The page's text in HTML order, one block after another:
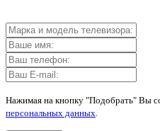
Нажимая на кнопку "Подобрать" Вы
персональных данных